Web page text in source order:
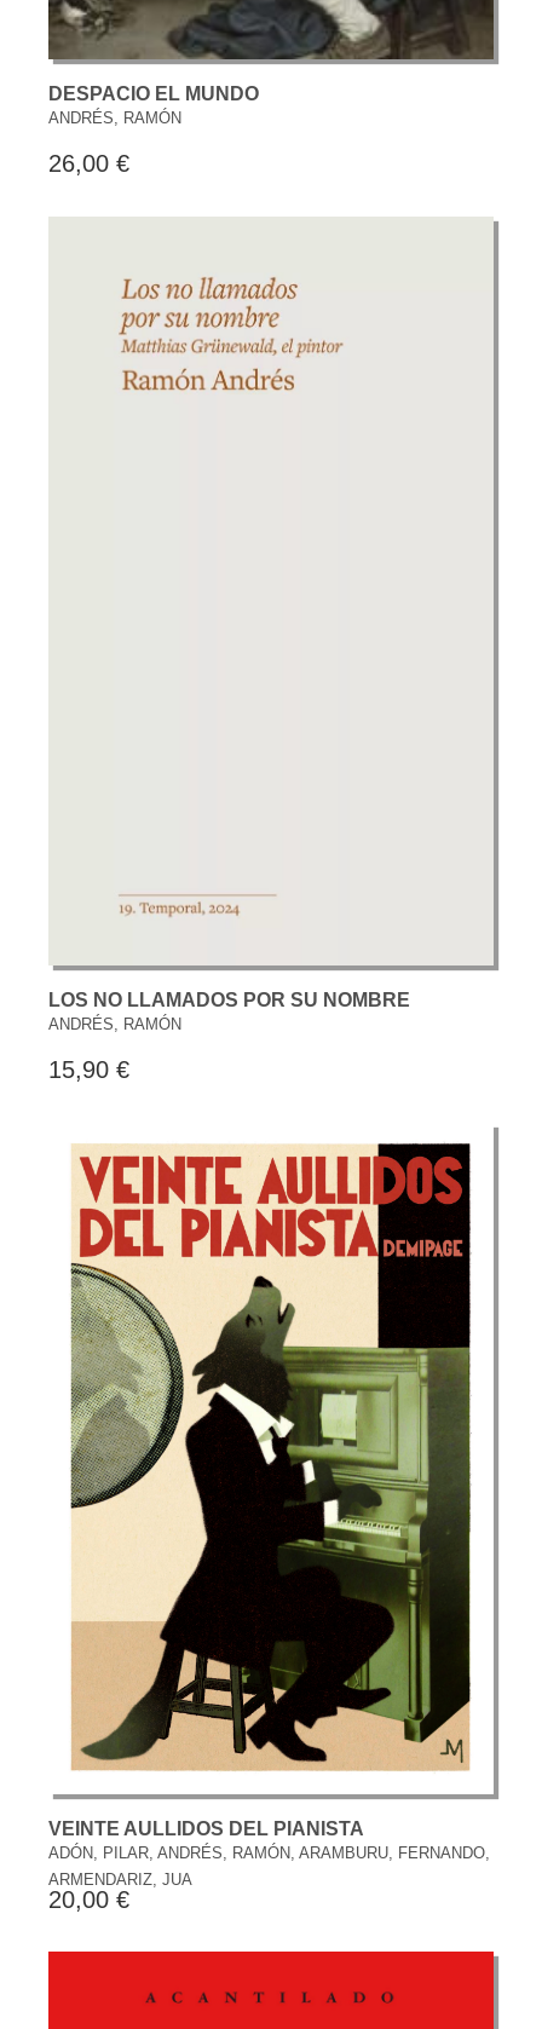
DESPACIO EL MUNDO
ANDRÉS, RAMÓN
26,00 €
LOS NO LLAMADOS POR SU NOMBRE
ANDRÉS, RAMÓN
15,90 €
VEINTE AULLIDOS DEL PIANISTA
ADÓN, PILAR, ANDRÉS, RAMÓN, ARAMBURU, FERNANDO,
ARMENDARIZ, JUA
20,00 €